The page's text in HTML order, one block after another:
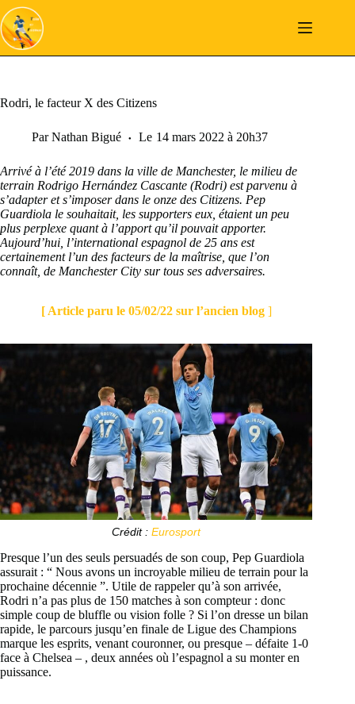
Passer
au
contenu
Rodri, le facteur X des Citizens
Par Nathan Bigué Le 14 mars 2022 à 20h37
Arrivé à l’été 2019 dans la ville de Manchester, le milieu de
terrain Rodrigo Hernández Cascante (Rodri) est parvenu à
s’adapter et s’imposer dans le onze des Citizens. Pep
Guardiola le souhaitait, les supporters eux, étaient un peu
plus perplexe quant à l’apport qu’il pouvait apporter.
Aujourd’hui, l’international espagnol de 25 ans est
certainement l’un des facteurs de la maîtrise, que l’on
connaît, de Manchester City sur tous ses adversaires.
[ Article paru le 05/02/22 sur l’ancien blog ]
Crédit :Eurosport
Presque l’un des seuls persuadés de son coup, Pep Guardiola
assurait : “ Nous avons un incroyable milieu de terrain pour la
prochaine décennie ”. Utile de rappeler qu’à son arrivée,
Rodri n’a pas plus de 150 matches à son compteur : donc
simple coup de bluffle ou vision folle ? Si l’on dresse un bilan
rapide, le parcours jusqu’en finale de Ligue des Champions
marque les esprits, venant couronner, ou presque – défaite 1-0
face à Chelsea – , deux années où l’espagnol a su monter en
puissance.